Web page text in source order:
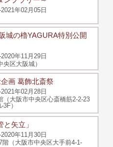
年02月05日
城の櫓YAGURA特別公開
年11月29日
区大阪城）
画 葛飾北斎祭
年02月28日
（大阪市中央区心斎橋筋2-2-23
）
矢立」
年11月30日
階（大阪市中央区大手前4-1-